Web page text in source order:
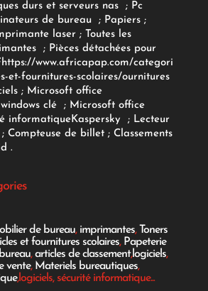
durs et serveurs nas ; Pc
de bureau ; Papiers;
laser; Toutes les
; Pièces détachées pour
https://www.africapap.com/categori
et-fournitures-scolaires/ournitures
; Microsoft office
clé; Microsoft office
informatiqueKaspersky ; Lecteur
; Compteuse de billet; Classements
.
de bureau, imprimantes, Toners
et fournitures scolaires, Papeterie
,articles de classement,logiciels,
vente, Materiels bureautiques,
,logiciels, sécurité informatique...